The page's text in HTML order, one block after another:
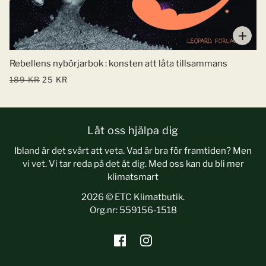
Rebellens nybörjarbok : konsten att låta tillsammans
189 KR 25 KR
Låt oss hjälpa dig
Ibland är det svårt att veta. Vad är bra för framtiden? Men
vi vet. Vi tar reda på det åt dig. Med oss kan du bli mer
klimatsmart
2026 © ETC Klimatbutik.
Org.nr: 559156-1518